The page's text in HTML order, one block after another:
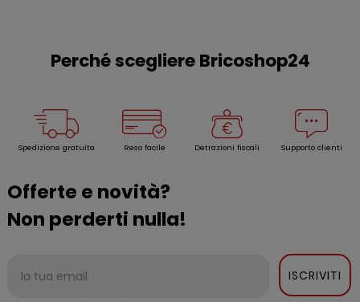
Perché scegliere Bricoshop24
Spedizione gratuita Reso facile Detrazioni fiscali Supporto clienti
Offerte e novità?
Non perderti nulla!
ISCRIVITI